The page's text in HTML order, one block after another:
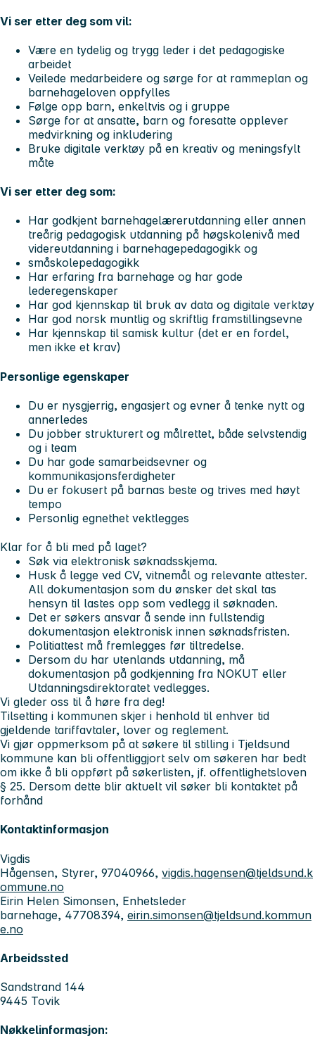
Vi ser etter deg som vil:
Være en tydelig og trygg leder i det pedagogiske
arbeidet
Veilede medarbeidere og sørge for at rammeplan og
barnehageloven oppfylles
Følge opp barn, enkeltvis og i gruppe
Sørge for at ansatte, barn og foresatte opplever
medvirkning og inkludering
Bruke digitale verktøy på en kreativ og meningsfylt
måte
Vi ser etter deg som:
Har godkjent barnehagelærerutdanning eller annen
treårig pedagogisk utdanning på høgskolenivå med
videreutdanning i barnehagepedagogikk og
småskolepedagogikk
Har erfaring fra barnehage og har gode
lederegenskaper
Har god kjennskap til bruk av data og digitale verktøy
Har god norsk muntlig og skriftlig framstillingsevne
Har kjennskap til samisk kultur (det er en fordel,
men ikke et krav)
Personlige egenskaper
Du er nysgjerrig, engasjert og evner å tenke nytt og
annerledes
Du jobber strukturert og målrettet, både selvstendig
og i team
Du har gode samarbeidsevner og
kommunikasjonsferdigheter
Du er fokusert på barnas beste og trives med høyt
tempo
Personlig egnethet vektlegges
Klar for å bli med på laget?
Søk via elektronisk søknadsskjema.
Husk å legge ved CV, vitnemål og relevante attester.
All dokumentasjon som du ønsker det skal tas
hensyn til lastes opp som vedlegg il søknaden.
Det er søkers ansvar å sende inn fullstendig
dokumentasjon elektronisk innen søknadsfristen.
Politiattest må fremlegges før tiltredelse.
Dersom du har utenlands utdanning, må
dokumentasjon på godkjenning fra NOKUT eller
Utdanningsdirektoratet vedlegges.
Vi gleder oss til å høre fra deg!
Tilsetting i kommunen skjer i henhold til enhver tid
gjeldende tariffavtaler, lover og reglement.
Vi gjør oppmerksom på at søkere til stilling i Tjeldsund
kommune kan bli offentliggjort selv om søkeren har bedt
om ikke å bli oppført på søkerlisten, jf. offentlighetsloven
§ 25. Dersom dette blir aktuelt vil søker bli kontaktet på
forhånd
Kontaktinformasjon
Vigdis
Hågensen, Styrer, 97040966, vigdis.hagensen@tjeldsund.k
ommune.no
Eirin Helen Simonsen, Enhetsleder
barnehage, 47708394, eirin.simonsen@tjeldsund.kommun
e.no
Arbeidssted
Sandstrand 144
9445 Tovik
Nøkkelinformasjon: